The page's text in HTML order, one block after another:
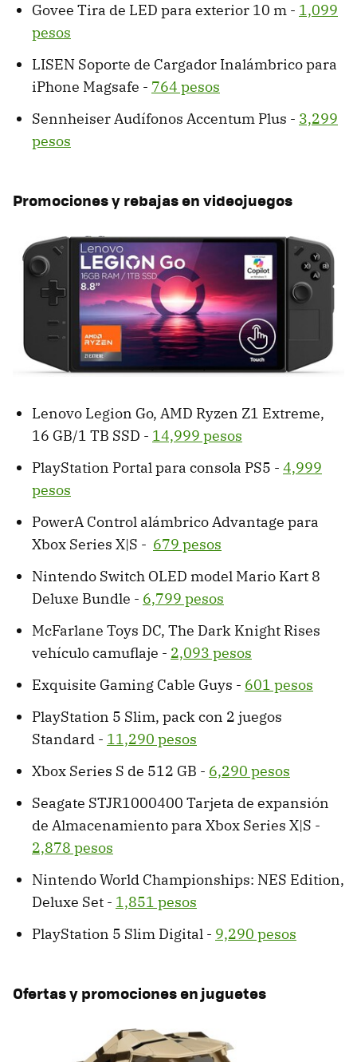
Govee Tira de LED para exterior 10 m - 1,099
pesos
LISEN Soporte de Cargador Inalámbrico para
iPhone Magsafe - 764 pesos
Sennheiser Audífonos Accentum Plus - 3,299
pesos
Promociones y rebajas en videojuegos
Lenovo Legion Go, AMD Ryzen Z1 Extreme,
16 GB/1 TB SSD - 14,999 pesos
PlayStation Portal para consola PS5 - 4,999
pesos
PowerA Control alámbrico Advantage para
Xbox Series X|S - 679 pesos
Nintendo Switch OLED model Mario Kart 8
Deluxe Bundle - 6,799 pesos
McFarlane Toys DC, The Dark Knight Rises
vehículo camuflaje - 2,093 pesos
Exquisite Gaming Cable Guys - 601 pesos
PlayStation 5 Slim, pack con 2 juegos
Standard - 11,290 pesos
Xbox Series S de 512 GB - 6,290 pesos
Seagate STJR1000400 Tarjeta de expansión
de Almacenamiento para Xbox Series X|S -
2,878 pesos
Nintendo World Championships: NES Edition,
Deluxe Set - 1,851 pesos
PlayStation 5 Slim Digital - 9,290 pesos
Ofertas y promociones en juguetes